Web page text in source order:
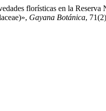
florísticas en la Reserva
Gayana Botánica,